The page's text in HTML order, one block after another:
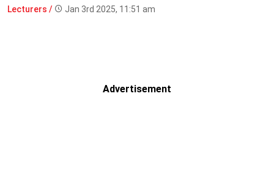
Lecturers / Jan 3rd 2025, 11:51 am
Advertisement